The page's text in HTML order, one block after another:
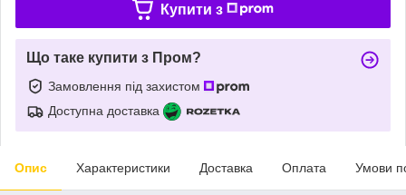
Купити з
Що таке купити з Пром?
Замовлення під захистом
Доступна доставка
Опис Характеристики Доставка Оплата Умови